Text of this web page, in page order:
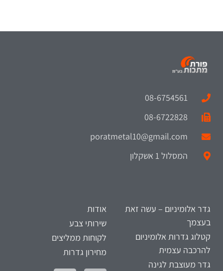
08-6754561
08-6722828
poratmetal10@gmail.com
המסלול 1 אשקלון
גדר אלומיניום – עשה זאת
בעצמך
קטלוג גדרות אלומיניום
להרכבה עצמית
גדר מעוצבת לגינה
אודות
שירותי צבע
לקוחות ממליצים
מחירון גדרות